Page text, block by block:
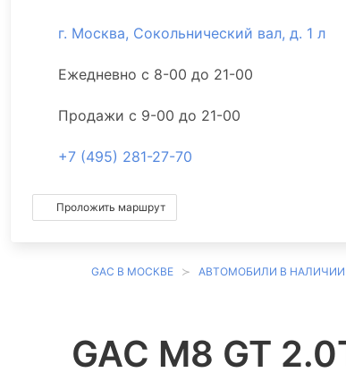
г. Москва, Сокольнический вал, д. 1 л
Ежедневно с 8-00 до 21-00
Продажи с 9-00 до 21-00
+7 (495) 281-27-70
Проложить маршрут
GAC В МОСКВЕ АВТОМОБИЛИ В НАЛИЧИИ
GAC M8 GT